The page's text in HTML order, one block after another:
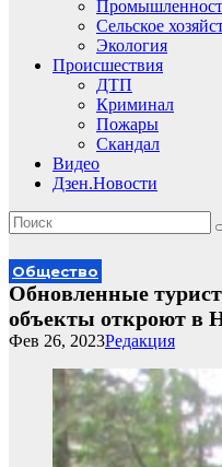
Сельское
Экология
Происшествия
ДТП
Криминал
Пожары
Скандал
Видео
Дзен.Новости
Общество
Обновленные
объекты откроют в
Редакция
Фев 26, 2023